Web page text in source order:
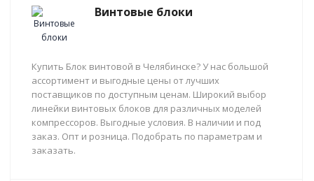
Винтовые блоки
Купить Блок винтовой в Челябинске? У нас большой
ассортимент и выгодные цены от лучших
поставщиков по доступным ценам. Широкий выбор
линейки винтовых блоков для различных моделей
компрессоров. Выгодные условия. В наличии и под
заказ. Опт и розница. Подобрать по параметрам и
заказать.